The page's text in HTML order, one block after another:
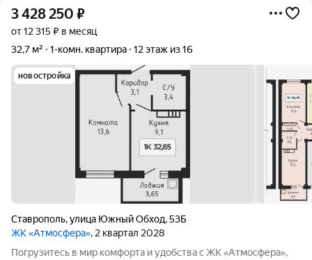
3 428 250 ₽
от 12 315 ₽ в месяц
32,7 м²
1-комн. квартира 12 этаж из 16
новостройка
Ставрополь,улица Южный Обход,53Б
ЖК «Атмосфера», 2 квартал 2028
Погрузитесь в мир комфорта и удобства с ЖК «Атмосфера»,